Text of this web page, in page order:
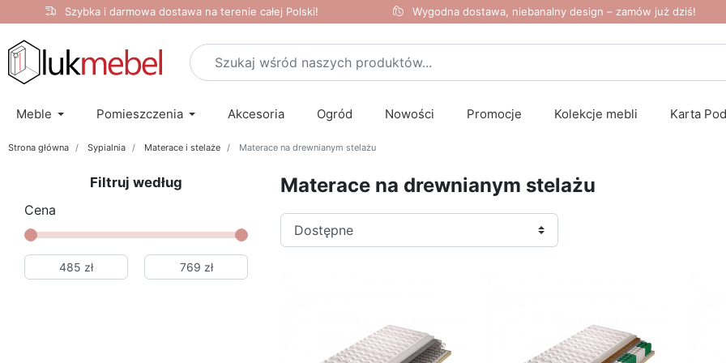
Szybka i darmowa dostawa na terenie całej Polski! Wygodna dostawa, niebanalny design – zamów już dziś!
Meble Pomieszczenia Akcesoria Ogród Nowości Promocje Kolekcje mebli Karta
Strona główna Sypialnia Materace i stelaże Materace na drewnianym stelażu
Filtruj według
Cena
Materace na drewnianym stelażu